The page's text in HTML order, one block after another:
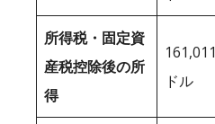
所得税・固定資
産税控除後の所
得
161,011
ドル